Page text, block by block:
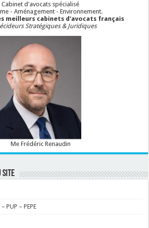
Cabinet d'avocats spécialisé
- Aménagement - Environnement.
meilleurs cabinets d'avocats français
Stratégiques & Juridiques
Me Frédéric Renaudin
PUP – PEPE